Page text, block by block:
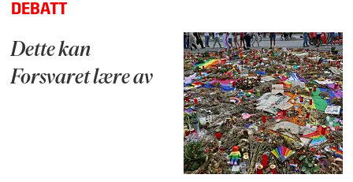
DEBATT
Dette kan
Forsvaret lære av